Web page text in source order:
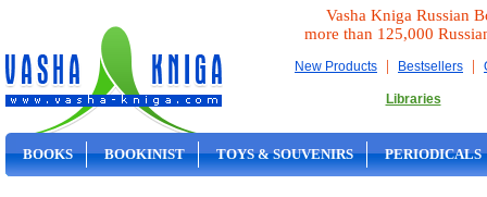
Vasha Kniga Russian
more than 125,000
New Products | Bestsellers |
Libraries
BOOKS BOOKINIST TOYS & SOUVENIRS PERIODICALS